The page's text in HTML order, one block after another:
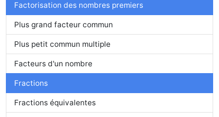
Factorisation des nombres premiers
Plus grand facteur commun
Plus petit commun multiple
Facteurs d'un nombre
Fractions
Fractions équivalentes